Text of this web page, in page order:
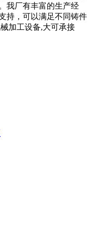
我厂有丰富的生产经
持，可以满足不同铸件
加工设备,大可承接